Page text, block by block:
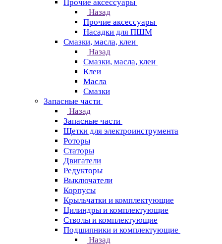
Прочие аксессуары
Назад
Прочие аксессуары
Насадки для ПШМ
Смазки, масла, клеи
Назад
Смазки, масла, клеи
Клеи
Масла
Смазки
Запасные части
Назад
Запасные части
Щетки для электроинструмента
Роторы
Статоры
Двигатели
Редукторы
Выключатели
Корпусы
Крыльчатки и комплектующие
Цилиндры и комплектующие
Стволы и комплектующие
Подшипники и комплектующие
Назад